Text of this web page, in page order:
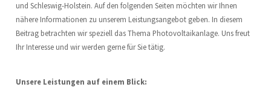
und Schleswig-Holstein. Auf den folgenden Seiten möchten wir Ihnen
nähere Informationen zu unserem Leistungsangebot geben. In diesem
Beitrag betrachten wir speziell das Thema Photovoltaikanlage. Uns freut
Ihr Interesse und wir werden gerne für Sie tätig.
Unsere Leistungen auf einem Blick: